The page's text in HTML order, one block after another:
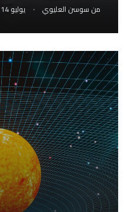
من سوسن العليوي . يوليو 14, 2023